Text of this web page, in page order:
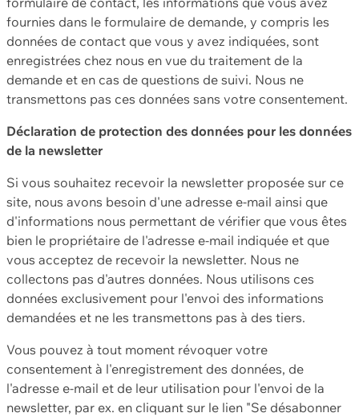
fournies dans le formulaire de demande, y compris les
données de contact que vous y avez indiquées, sont
enregistrées chez nous en vue du traitement de la
demande et en cas de questions de suivi. Nous ne
transmettons pas ces données sans votre consentement.
Déclaration de protection des données pour les données
de la newsletter
Si vous souhaitez recevoir la newsletter proposée sur ce
site, nous avons besoin d'une adresse e-mail ainsi que
d'informations nous permettant de vérifier que vous êtes
bien le propriétaire de l'adresse e-mail indiquée et que
vous acceptez de recevoir la newsletter. Nous ne
collectons pas d'autres données. Nous utilisons ces
données exclusivement pour l'envoi des informations
demandées et ne les transmettons pas à des tiers.
Vous pouvez à tout moment révoquer votre
consentement à l'enregistrement des données, de
l'adresse e-mail et de leur utilisation pour l'envoi de la
newsletter, par ex. en cliquant sur le lien "Se désabonner